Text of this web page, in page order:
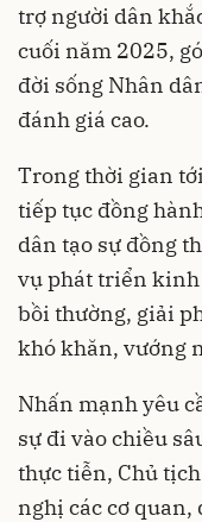
trợ người dân
cuối năm 2025,
đời sống Nhân
đánh giá cao.
Trong thời gian
tiếp tục đồng
dân tạo sự đồng
vụ phát triển kinh
bồi thường, giải
khó khăn, vướng
Nhấn mạnh yêu
sự đi vào chiều
thực tiễn, Chủ
nghị các cơ